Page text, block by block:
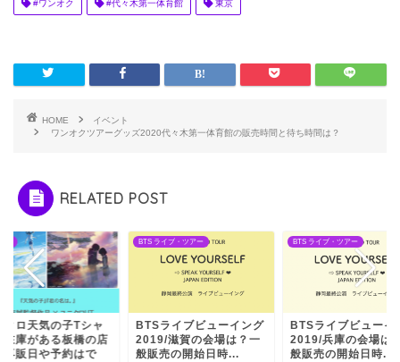
#ワンオク #代々木第一体育館 東京
HOME
イベント
ワンオクツアーグッズ2020代々木第一体育館の販売時間と待ち時間は？
RELATED POST
クロ天気の子Tシャ
在庫がある板橋の店
再販日や予約はで
BTS ライブ・ツアー
BTSライブビューイング
2019/滋賀の会場は？一
般販売の開始日時...
BTS ライブ・ツアー
BTSライブビューイ
2019/兵庫の会場は
般販売の開始日時...